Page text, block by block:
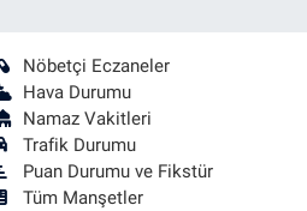
Nöbetçi Eczaneler
Hava Durumu
Namaz Vakitleri
Trafik Durumu
Puan Durumu ve Fikstür
Tüm Manşetler